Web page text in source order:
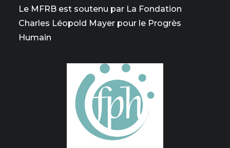
Le MFRB est soutenu par La Fondation
Charles Léopold Mayer pour le Progrès
Humain